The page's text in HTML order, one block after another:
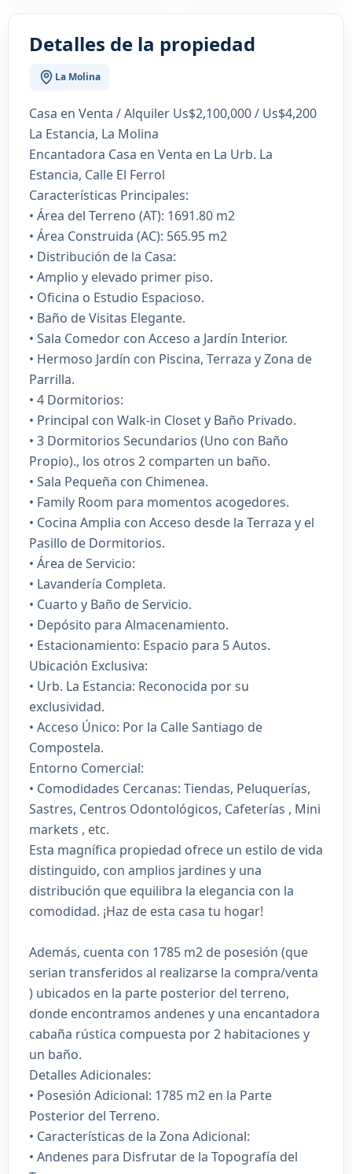
Detalles de la propiedad
La Molina
Casa en Venta / Alquiler Us$2,100,000 / Us$4,200
La Estancia, La Molina
Encantadora Casa en Venta en La Urb. La
Estancia, Calle El Ferrol
Características Principales:
• Área del Terreno (AT): 1691.80 m2
• Área Construida (AC): 565.95 m2
• Distribución de la Casa:
• Amplio y elevado primer piso.
• Oficina o Estudio Espacioso.
• Baño de Visitas Elegante.
• Sala Comedor con Acceso a Jardín Interior.
• Hermoso Jardín con Piscina, Terraza y Zona de
Parrilla.
• 4 Dormitorios:
• Principal con Walk-in Closet y Baño Privado.
• 3 Dormitorios Secundarios (Uno con Baño
Propio)., los otros 2 comparten un baño.
• Sala Pequeña con Chimenea.
• Family Room para momentos acogedores.
• Cocina Amplia con Acceso desde la Terraza y el
Pasillo de Dormitorios.
• Área de Servicio:
• Lavandería Completa.
• Cuarto y Baño de Servicio.
• Depósito para Almacenamiento.
• Estacionamiento: Espacio para 5 Autos.
Ubicación Exclusiva:
• Urb. La Estancia: Reconocida por su
exclusividad.
• Acceso Único: Por la Calle Santiago de
Compostela.
Entorno Comercial:
• Comodidades Cercanas: Tiendas, Peluquerías,
Sastres, Centros Odontológicos, Cafeterías , Mini
markets , etc.
Esta magnífica propiedad ofrece un estilo de vida
distinguido, con amplios jardines y una
distribución que equilibra la elegancia con la
comodidad. ¡Haz de esta casa tu hogar!
Además, cuenta con 1785 m2 de posesión (que
serian transferidos al realizarse la compra/venta
) ubicados en la parte posterior del terreno,
donde encontramos andenes y una encantadora
cabaña rústica compuesta por 2 habitaciones y
un baño.
Detalles Adicionales:
• Posesión Adicional: 1785 m2 en la Parte
Posterior del Terreno.
• Características de la Zona Adicional:
• Andenes para Disfrutar de la Topografía del